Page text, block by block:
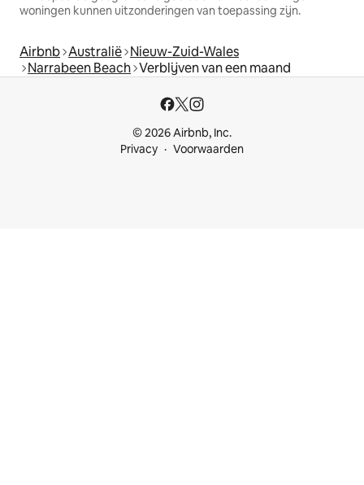
woningen kunnen uitzonderingen van toepassing zijn.
Airbnb Australië Nieuw-Zuid-Wales
Narrabeen Beach Verblijven van een maand
© 2026 Airbnb, Inc.
Privacy
Voorwaarden